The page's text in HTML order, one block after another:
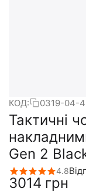
КОД: 0319-04-
Тактичні
Gen 2
4.8
‍3014‍ грн